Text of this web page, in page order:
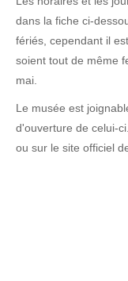
dans la fiche ci-
fériés, cependant il
soient tout de même
mai.
Le musée est
d'ouverture de celui-
ou sur le site officiel